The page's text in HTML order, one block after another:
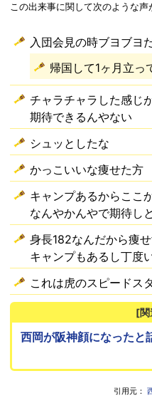
この出来事に関して次のような声
入団会見の時ブヨブヨ
帰国して1ヶ月立っ
チャラチャラした感じ
期待できるんやない
シュッとしたな
かっこいいな痩せた方
キャンプあるからここ
なんやかんやで期待し
身長182なんだから痩
キャンプもあるし丁度
これは虎のスピードス
[関
西岡が阪神顔になったと
引用元：